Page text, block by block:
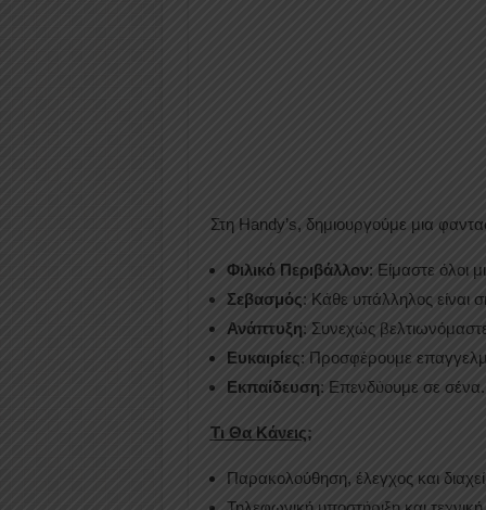
Στη Handy’s, δημιουργούμε μια
Φιλικό Περιβάλλον: Είμαστε όλοι
Σεβασμός: Κάθε υπάλληλος είναι
Ανάπτυξη: Συνεχώς
Ευκαιρίες: Προσφέρουμε
Εκπαίδευση: Επενδύουμε σε σένα.
Τι Θα Κάνεις;
Παρακολούθηση, έλεγχος και